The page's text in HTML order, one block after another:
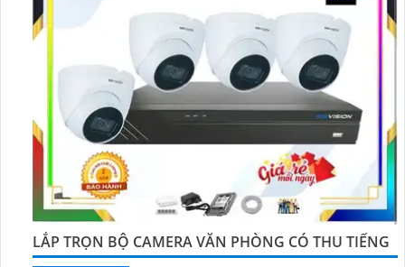
LẮP TRỌN BỘ CAMERA VĂN PHÒNG CÓ THU TIẾNG